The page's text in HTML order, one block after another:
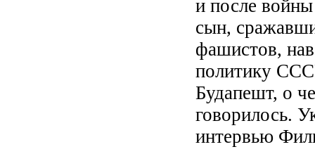
и после
сын,
фашистов,
политику
Будапешт, о
говорилось.
интервью